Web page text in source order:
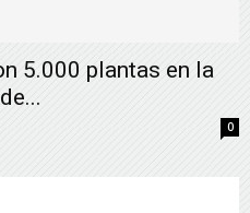
5.000 plantas en la
0